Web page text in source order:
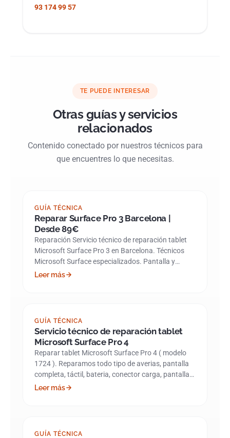
93 174 99 57
TE PUEDE INTERESAR
Otras guías y servicios
relacionados
Contenido conectado por nuestros técnicos para
que encuentres lo que necesitas.
GUÍA TÉCNICA
Reparar Surface Pro 3 Barcelona |
Desde 89€
Reparación Servicio técnico de reparación tablet
Microsoft Surface Pro 3 en Barcelona. Técnicos
Microsoft Surface especializados. Pantalla y
batería.…
Leer más
GUÍA TÉCNICA
Servicio técnico de reparación tablet
Microsoft Surface Pro 4
Reparar tablet Microsoft Surface Pro 4 ( modelo
1724 ). Reparamos todo tipo de averias, pantalla
completa, táctil, bateria, conector carga, pantalla…
Leer más
GUÍA TÉCNICA